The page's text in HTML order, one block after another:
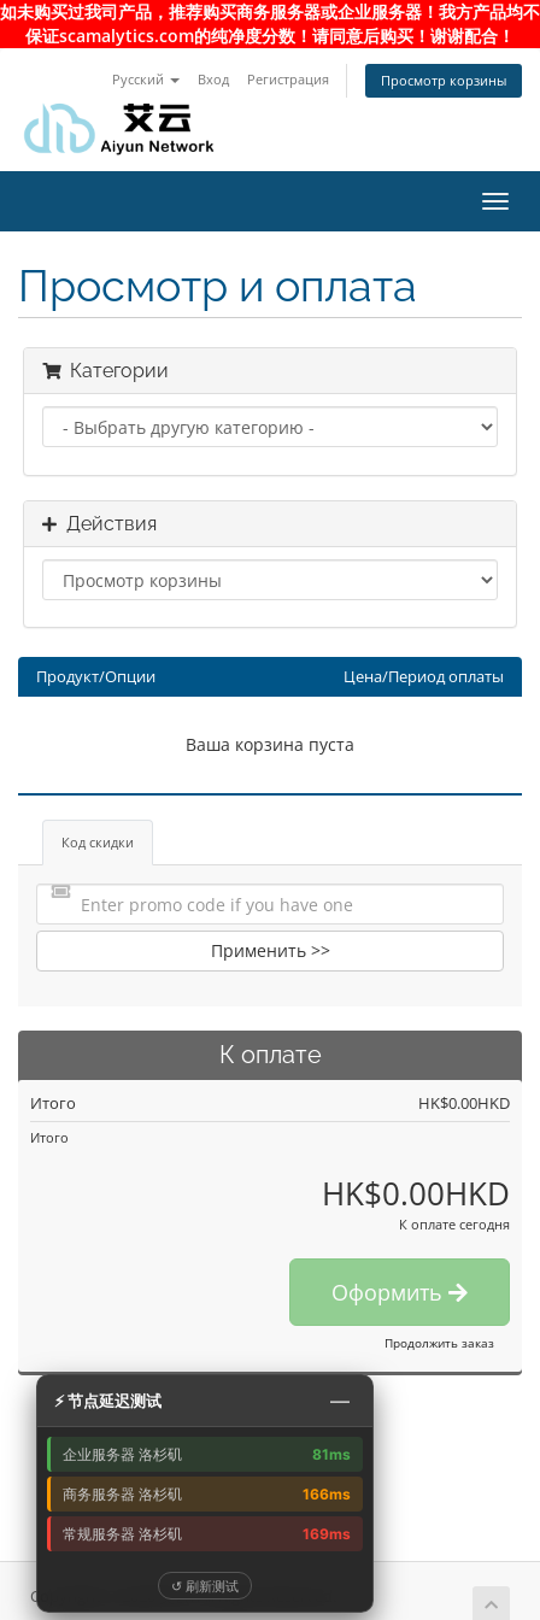
如未购买过我司产品，推荐购买商务服务器或企业服务器！我方产品均不
保证scamalytics.com的纯净度分数！请同意后购买！谢谢配合！
Русский Вход Регистрация Просмотр корзины
Просмотр и оплата
Категории
Действия
Продукт/Опции Цена/Период оплаты
Ваша корзина пуста
Код скидки
Применить >>
К оплате
Итого HK$0.00HKD
Итого
HK$0.00HKD
К оплате сегодня
Оформить
Продолжить заказ
Copyright © 2026 艾云. All Rights Reserved.
⚡ 节点延迟测试 —
企业服务器 洛杉矶 81ms
商务服务器 洛杉矶 166ms
常规服务器 洛杉矶 169ms
↺ 刷新测试